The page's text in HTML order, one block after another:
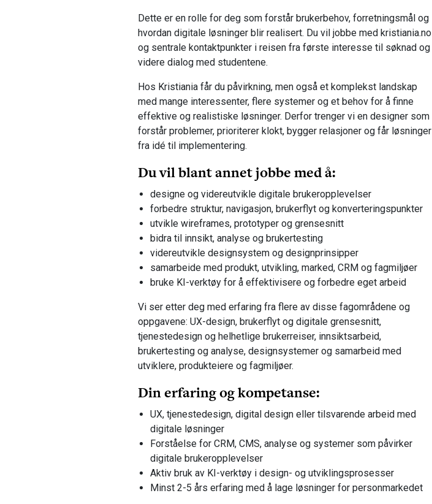
Dette er en rolle for deg som forstår brukerbehov, forretningsmål og
hvordan digitale løsninger blir realisert. Du vil jobbe med kristiania.no
og sentrale kontaktpunkter i reisen fra første interesse til søknad og
videre dialog med studentene.
Hos Kristiania får du påvirkning, men også et komplekst landskap
med mange interessenter, flere systemer og et behov for å finne
effektive og realistiske løsninger. Derfor trenger vi en designer som
forstår problemer, prioriterer klokt, bygger relasjoner og får løsninger
fra idé til implementering.
Du vil blant annet jobbe med å:
designe og videreutvikle digitale brukeropplevelser
forbedre struktur, navigasjon, brukerflyt og konverteringspunkter
utvikle wireframes, prototyper og grensesnitt
bidra til innsikt, analyse og brukertesting
videreutvikle designsystem og designprinsipper
samarbeide med produkt, utvikling, marked, CRM og fagmiljøer
bruke KI-verktøy for å effektivisere og forbedre eget arbeid
Vi ser etter deg med erfaring fra flere av disse fagområdene og
oppgavene: UX-design, brukerflyt og digitale grensesnitt,
tjenestedesign og helhetlige brukerreiser, innsiktsarbeid,
brukertesting og analyse, designsystemer og samarbeid med
utviklere, produkteiere og fagmiljøer.
Din erfaring og kompetanse:
UX, tjenestedesign, digital design eller tilsvarende arbeid med
digitale løsninger
Forståelse for CRM, CMS, analyse og systemer som påvirker
digitale brukeropplevelser
Aktiv bruk av KI-verktøy i design- og utviklingsprosesser
Minst 2-5 års erfaring med å lage løsninger for personmarkedet